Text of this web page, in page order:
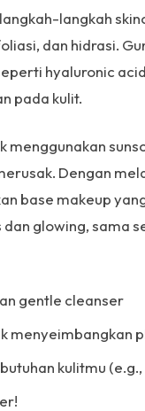
langkah
dan hidrasi.
hyaluronic
pada kulit.
menggunakan
Dengan
base makeup
glowing, sama
gentle cleanser
menyeimbangkan
kulitmu